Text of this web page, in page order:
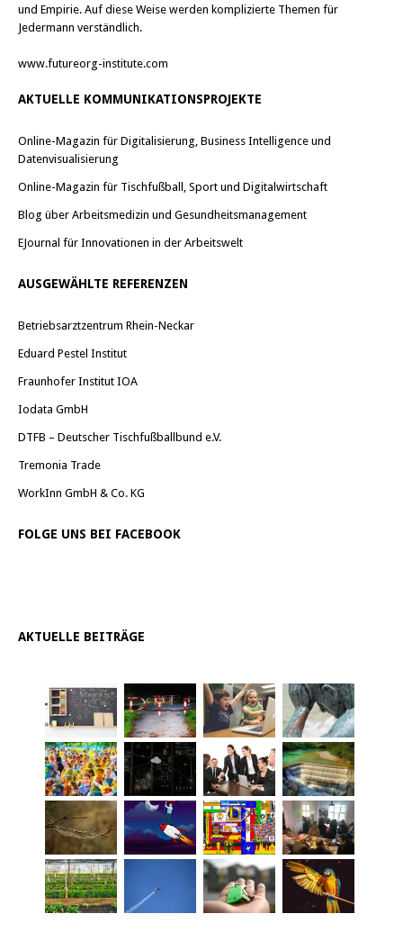
und Empirie. Auf diese Weise werden komplizierte Themen für
Jedermann verständlich.
www.futureorg-institute.com
AKTUELLE KOMMUNIKATIONSPROJEKTE
Online-Magazin für Digitalisierung, Business Intelligence und
Datenvisualisierung
Online-Magazin für Tischfußball, Sport und Digitalwirtschaft
Blog über Arbeitsmedizin und Gesundheitsmanagement
EJournal für Innovationen in der Arbeitswelt
AUSGEWÄHLTE REFERENZEN
Betriebsarztzentrum Rhein-Neckar
Eduard Pestel Institut
Fraunhofer Institut IOA
Iodata GmbH
DTFB – Deutscher Tischfußballbund e.V.
Tremonia Trade
WorkInn GmbH & Co. KG
FOLGE UNS BEI FACEBOOK
AKTUELLE BEITRÄGE